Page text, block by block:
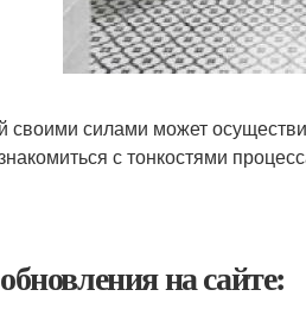
силами может
с тонкостями
на сайте: